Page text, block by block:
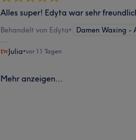
Alles super! Edyta war sehr
Behandelt von Edyta• Damen Waxing -
Julia•vor 11 Tagen
Mehr anzeigen...